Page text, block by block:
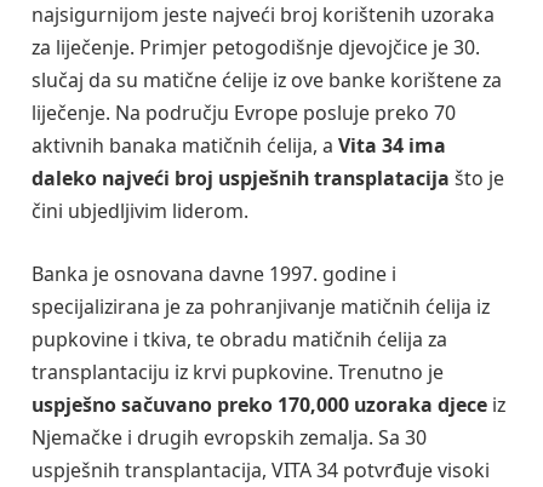
najsigurnijom jeste najveći broj korištenih uzoraka
za liječenje. Primjer petogodišnje djevojčice je 30.
slučaj da su matične ćelije iz ove banke korištene za
liječenje. Na području Evrope posluje preko 70
aktivnih banaka matičnih ćelija, a Vita 34 ima
daleko najveći broj uspješnih transplatacija što je
čini ubjedljivim liderom.
Banka je osnovana davne 1997. godine i
specijalizirana je za pohranjivanje matičnih ćelija iz
pupkovine i tkiva, te obradu matičnih ćelija za
transplantaciju iz krvi pupkovine. Trenutno je
uspješno sačuvano preko 170,000 uzoraka djece iz
Njemačke i drugih evropskih zemalja. Sa 30
uspješnih transplantacija, VITA 34 potvrđuje visoki